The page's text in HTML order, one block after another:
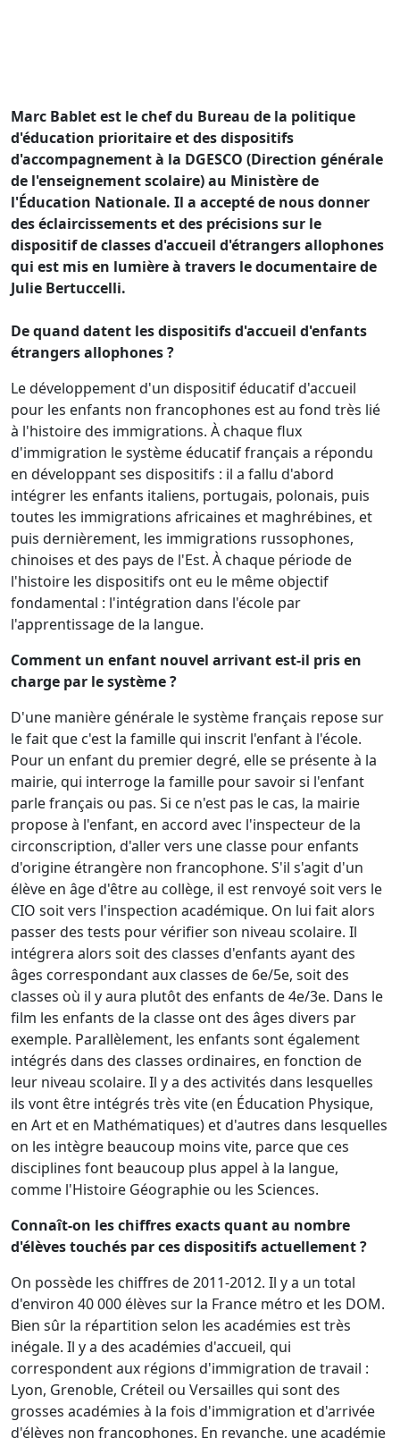
Marc Bablet est le chef du Bureau de la politique
d'éducation prioritaire et des dispositifs
d'accompagnement à la DGESCO (Direction générale
de l'enseignement scolaire) au Ministère de
l'Éducation Nationale. Il a accepté de nous donner
des éclaircissements et des précisions sur le
dispositif de classes d'accueil d'étrangers allophones
qui est mis en lumière à travers le documentaire de
Julie Bertuccelli.
De quand datent les dispositifs d'accueil d'enfants
étrangers allophones ?
Le développement d'un dispositif éducatif d'accueil
pour les enfants non francophones est au fond très lié
à l'histoire des immigrations. À chaque flux
d'immigration le système éducatif français a répondu
en développant ses dispositifs : il a fallu d'abord
intégrer les enfants italiens, portugais, polonais, puis
toutes les immigrations africaines et maghrébines, et
puis dernièrement, les immigrations russophones,
chinoises et des pays de l'Est. À chaque période de
l'histoire les dispositifs ont eu le même objectif
fondamental : l'intégration dans l'école par
l'apprentissage de la langue.
Comment un enfant nouvel arrivant est-il pris en
charge par le système ?
D'une manière générale le système français repose sur
le fait que c'est la famille qui inscrit l'enfant à l'école.
Pour un enfant du premier degré, elle se présente à la
mairie, qui interroge la famille pour savoir si l'enfant
parle français ou pas. Si ce n'est pas le cas, la mairie
propose à l'enfant, en accord avec l'inspecteur de la
circonscription, d'aller vers une classe pour enfants
d'origine étrangère non francophone. S'il s'agit d'un
élève en âge d'être au collège, il est renvoyé soit vers le
CIO soit vers l'inspection académique. On lui fait alors
passer des tests pour vérifier son niveau scolaire. Il
intégrera alors soit des classes d'enfants ayant des
âges correspondant aux classes de 6e/5e, soit des
classes où il y aura plutôt des enfants de 4e/3e. Dans le
film les enfants de la classe ont des âges divers par
exemple. Parallèlement, les enfants sont également
intégrés dans des classes ordinaires, en fonction de
leur niveau scolaire. Il y a des activités dans lesquelles
ils vont être intégrés très vite (en Éducation Physique,
en Art et en Mathématiques) et d'autres dans lesquelles
on les intègre beaucoup moins vite, parce que ces
disciplines font beaucoup plus appel à la langue,
comme l'Histoire Géographie ou les Sciences.
Connaît-on les chiffres exacts quant au nombre
d'élèves touchés par ces dispositifs actuellement ?
On possède les chiffres de 2011-2012. Il y a un total
d'environ 40 000 élèves sur la France métro et les DOM.
Bien sûr la répartition selon les académies est très
inégale. Il y a des académies d'accueil, qui
correspondent aux régions d'immigration de travail :
Lyon, Grenoble, Créteil ou Versailles qui sont des
grosses académies à la fois d'immigration et d'arrivée
d'élèves non francophones. En revanche, une académie